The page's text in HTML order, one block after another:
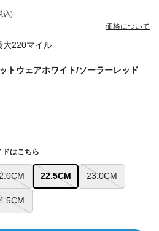
大220マイル
込)
価格について
トウェアホワイト/ソーラーレッド
22.5CM 23.0CM
ドはこちら